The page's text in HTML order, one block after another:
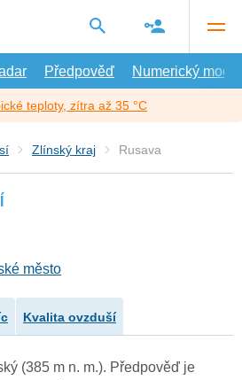
Předpověď Numerický model
teploty, zítra až 35 °C
Zlínský kraj Rusava
město
Kvalita ovzduší
(385 m n. m.). Předpověď je